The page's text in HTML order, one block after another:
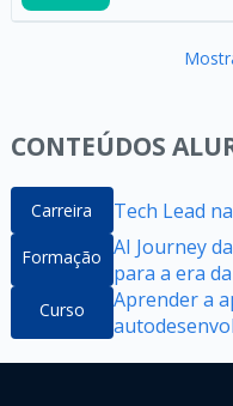
CONTEÚDOS
Carreira Tech Lead
Formação AI Journey
para a era
Curso
Aprender a